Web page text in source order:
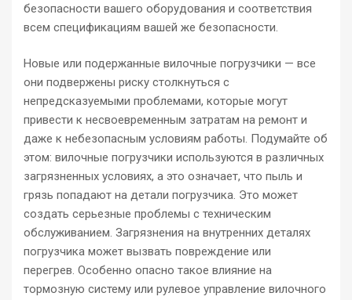
безопасности вашего оборудования и соответствия
всем спецификациям вашей же безопасности.
Новые или подержанные вилочные погрузчики — все
они подвержены риску столкнуться с
непредсказуемыми проблемами, которые могут
привести к несвоевременным затратам на ремонт и
даже к небезопасным условиям работы. Подумайте об
этом: вилочные погрузчики используются в различных
загрязненных условиях, а это означает, что пыль и
грязь попадают на детали погрузчика. Это может
создать серьезные проблемы с техническим
обслуживанием. Загрязнения на внутренних деталях
погрузчика может вызвать повреждение или
перегрев. Особенно опасно такое влияние на
тормозную систему или рулевое управление вилочного